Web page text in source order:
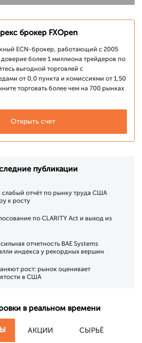
брокер FXOpen
ECN-брокер, работающий с 2005
более 1 миллиона трейдеров по
выгодной торговлей с
от 0,0 пункта и комиссиями от 1,50
торговать более чем на 700 рынках
Открыть счет
публикации
слабый отчёт по рынку труда США
к росту
по CLARITY Act и выход из
отчетность BAE Systems
индекса у рекордных вершин
рост: рынок оценивает
в США
в реальном времени
АКЦИИ СЫРЬЁ